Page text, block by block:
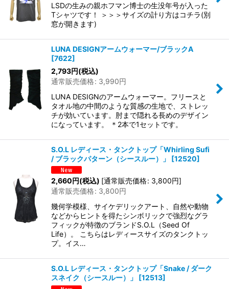
LSDの生みの親ホフマン博士の生没年号が入った
Tシャツです！ ＞＞＞サイズの計り方はコチラ(別
窓が開きます)
LUNA DESIGNアームウォーマー/ブラックA
[7622]
2,793円(税込)
通常販売価格: 3,990円
LUNA DESIGNのアームウォーマー。フリースと
タオル地の中間のような質感の生地で、ストレッ
チが効いています。肘まで隠れる長めのデザイン
になっています。 ＊2本で1セットです。
S.O.L レディース・タンクトップ「Whirling Sufi
/ ブラックパターン（シースルー）」
[12520]
2,660 円(税込) [通常販売価格: 3,800円]
通常販売価格: 3,800円
幾何学模様、サイケデリックアート、自然や動物
などからヒントを得たシンボリックで強烈なグラ
フィックが特徴のブランドS.O.L（Seed Of
Life）。 こちらはレディースサイズのタンクトッ
プ。イス…
S.O.L レディース・タンクトップ「Snake / ダーク
スネイク（シースルー）」
[12513]